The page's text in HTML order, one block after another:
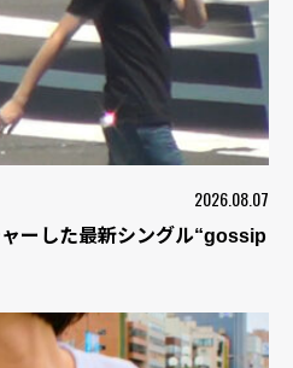
2026.08.07
ーした最新シングル“gossip